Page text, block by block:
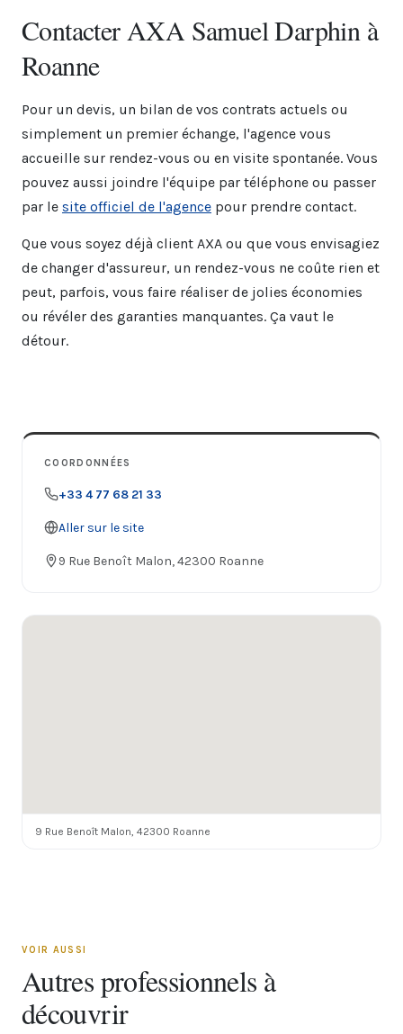
Contacter AXA Samuel Darphin à
Roanne
Pour un devis, un bilan de vos contrats actuels ou
simplement un premier échange, l'agence vous
accueille sur rendez-vous ou en visite spontanée. Vous
pouvez aussi joindre l'équipe par téléphone ou passer
par le site officiel de l'agence pour prendre contact.
Que vous soyez déjà client AXA ou que vous envisagiez
de changer d'assureur, un rendez-vous ne coûte rien et
peut, parfois, vous faire réaliser de jolies économies
ou révéler des garanties manquantes. Ça vaut le
détour.
COORDONNÉES
+33 4 77 68 21 33
Aller sur le site
9 Rue Benoît Malon, 42300 Roanne
9 Rue Benoît Malon, 42300 Roanne
VOIR AUSSI
Autres professionnels à
découvrir